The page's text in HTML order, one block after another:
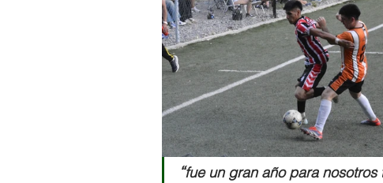
“fue un gran año para